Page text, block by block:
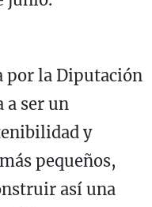
por la Diputación
a ser un
y
pequeños,
así una